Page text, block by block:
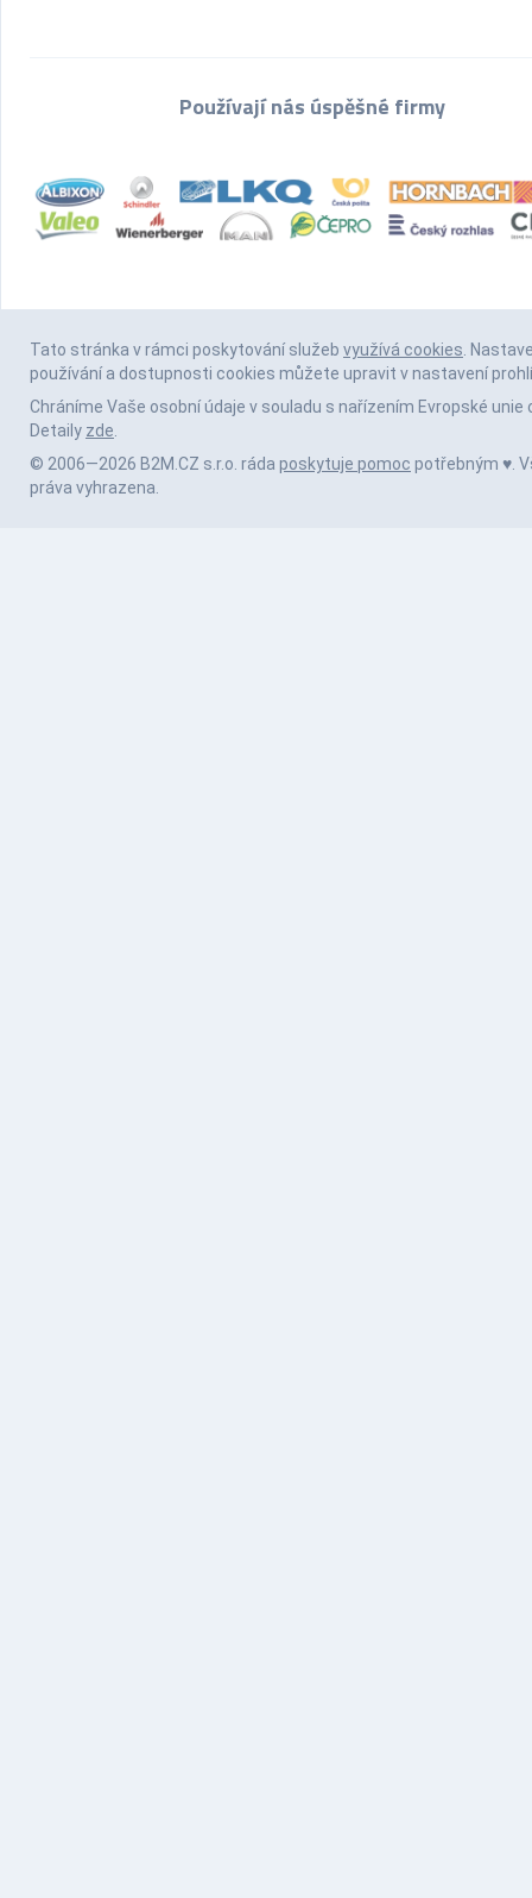
Používají nás úspěšné firmy
Tato stránka v rámci poskytování služeb využívá cookies.
používání a dostupnosti cookies můžete upravit v nastavení
Chráníme Vaše osobní údaje v souladu s nařízením Evropské unie
Detaily zde.
© 2006—2026 B2M.CZ s.r.o. ráda poskytuje pomoc potřebným ♥️.
práva vyhrazena.